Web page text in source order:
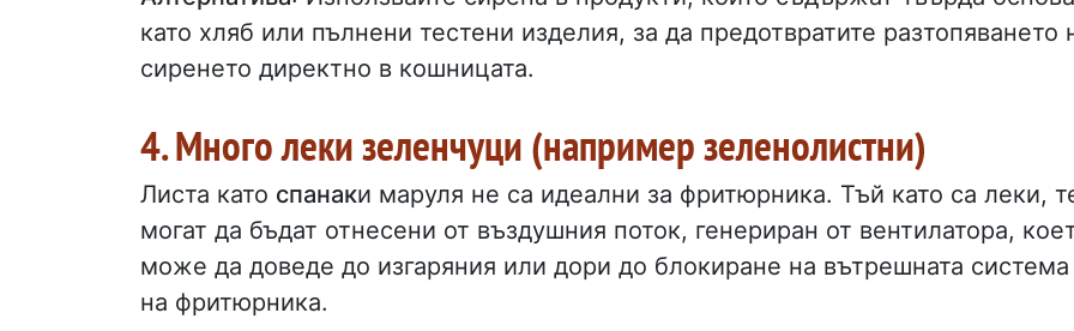
като хляб или пълнени тестени изделия, за да предотвратите разтопяването
сиренето директно в кошницата.
4. Много леки зеленчуци (например зеленолистни)
Листа като спанаки маруля не са идеални за фритюрника. Тъй като са леки,
могат да бъдат отнесени от въздушния поток, генериран от вентилатора,
може да доведе до изгаряния или дори до блокиране на вътрешната система
на фритюрника.